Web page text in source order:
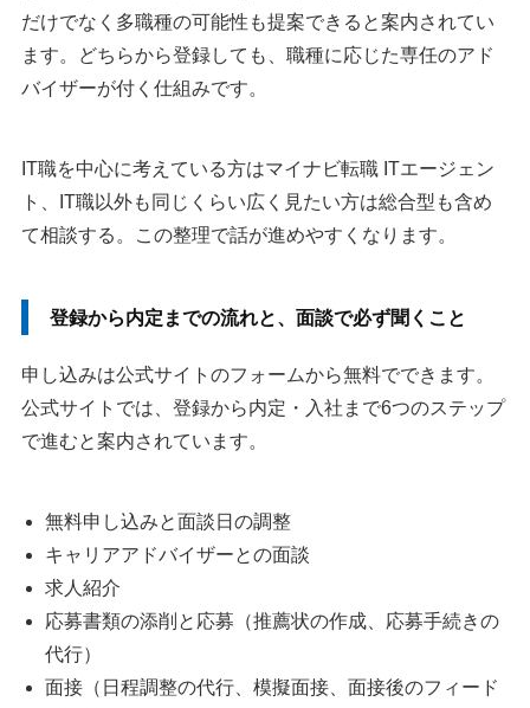
だけでなく多職種の可能性も提案できると案内されてい
ます。どちらから登録しても、職種に応じた専任のアド
バイザーが付く仕組みです。
IT職を中心に考えている方はマイナビ転職 ITエージェン
ト、IT職以外も同じくらい広く見たい方は総合型も含め
て相談する。この整理で話が進めやすくなります。
登録から内定までの流れと、面談で必ず聞くこと
申し込みは公式サイトのフォームから無料でできます。
公式サイトでは、登録から内定・入社まで6つのステップ
で進むと案内されています。
無料申し込みと面談日の調整
キャリアアドバイザーとの面談
求人紹介
応募書類の添削と応募（推薦状の作成、応募手続きの
代行）
面接（日程調整の代行、模擬面接、面接後のフィード